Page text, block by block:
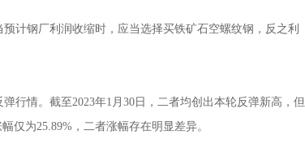
钢厂利润收缩时，应当选择买铁矿石空螺纹钢，反之利
行情。截至2023年1月30日，二者均创出本轮反弹新高，但
仅为25.89%，二者涨幅存在明显差异。